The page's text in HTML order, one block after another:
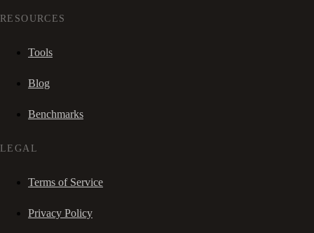
RESOURCES
Tools
Blog
Benchmarks
LEGAL
Terms of Service
Privacy Policy